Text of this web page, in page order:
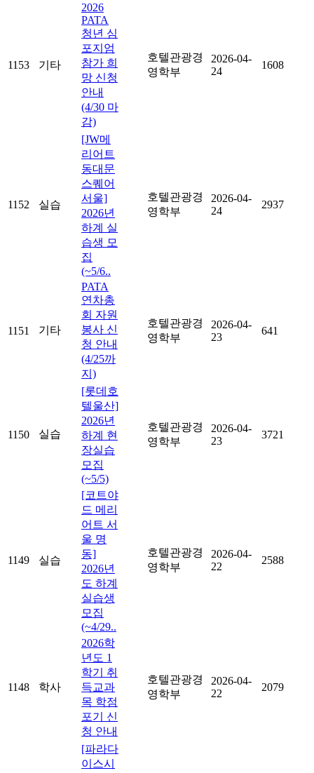
1153 기타
2026
PATA
청년 심
포지엄
참가 희
망 신청
안내
(4/30 마
감)
호텔관광경
영학부
2026-04-
24
1608
1152 실습
[JW메
리어트
동대문
스퀘어
서울]
2026년
하계 실
습생 모
집
(~5/6..
호텔관광경
영학부
2026-04-
24
2937
1151 기타
PATA
연차총
회 자원
봉사 신
청 안내
(4/25까
지)
호텔관광경
영학부
2026-04-
23
641
1150 실습
[롯데호
텔울산]
2026년
하계 현
장실습
모집
(~5/5)
호텔관광경
영학부
2026-04-
23
3721
1149 실습
[코트야
드 메리
어트 서
울 명
동]
2026년
도 하계
실습생
모집
(~4/29..
호텔관광경
영학부
2026-04-
22
2588
1148 학사
2026학
년도 1
학기 취
득교과
목 학점
포기 신
청 안내
호텔관광경
영학부
2026-04-
22
2079
[파라다
이스시